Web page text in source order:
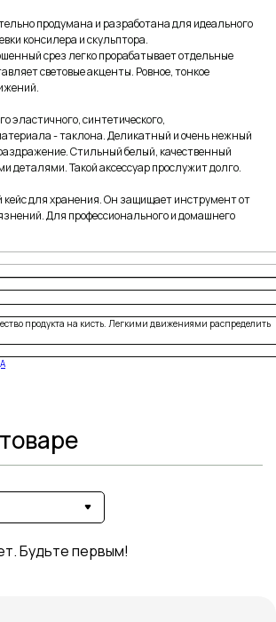
продумана и разработана для идеального
консилера и скульптора.
срез легко прорабатывает отдельные
световые акценты. Ровное, тонкое
эластичного, синтетического,
- таклона. Деликатный и очень нежный
Стильный белый, качественный
деталями. Такой аксессуар прослужит долго.
кейс для хранения. Он защищает инструмент от
Для профессионального и домашнего
продукта на кисть. Легкими движениями распределить
Будьте первым!